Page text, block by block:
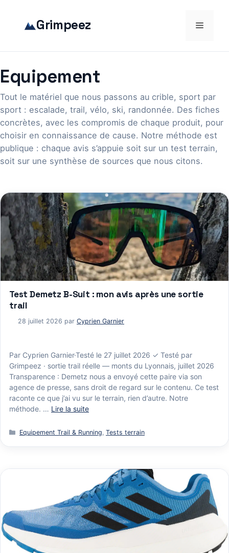
contenu Grimpeez Menu
Equipement
Tout le matériel que nous passons au crible, sport par
sport : escalade, trail, vélo, ski, randonnée. Des fiches
concrètes, avec les compromis de chaque produit, pour
choisir en connaissance de cause. Notre méthode est
publique : chaque avis s’appuie soit sur un test terrain,
soit sur une synthèse de sources que nous citons.
Test Demetz B-Suit : mon avis après une sortie
trail
28 juillet 2026 par Cyprien Garnier
Par Cyprien Garnier·Testé le 27 juillet 2026 ✓ Testé par
Grimpeez · sortie trail réelle — monts du Lyonnais, juillet 2026
Transparence : Demetz nous a envoyé cette paire via son
agence de presse, sans droit de regard sur le contenu. Ce test
raconte ce que j’ai vu sur le terrain, rien d’autre. Notre
méthode. … Lire la suite
Catégories
Equipement Trail & Running, Tests terrain